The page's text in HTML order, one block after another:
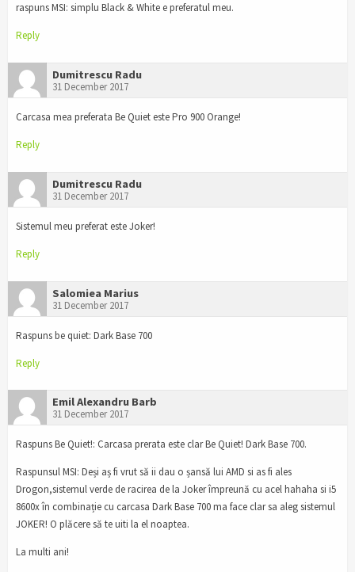
raspuns MSI: simplu Black & White e preferatul meu.
Reply
Dumitrescu Radu
31 December 2017
Carcasa mea preferata Be Quiet este Pro 900 Orange!
Reply
Dumitrescu Radu
31 December 2017
Sistemul meu preferat este Joker!
Reply
Salomiea Marius
31 December 2017
Raspuns be quiet: Dark Base 700
Reply
Emil Alexandru Barb
31 December 2017
Raspuns Be Quiet!: Carcasa prerata este clar Be Quiet! Dark Base 700.
Raspunsul MSI: Deși aș fi vrut să ii dau o șansă lui AMD si as fi ales
Drogon,sistemul verde de racirea de la Joker împreună cu acel hahaha si i5
8600x în combinație cu carcasa Dark Base 700 ma face clar sa aleg sistemul
JOKER! O plăcere să te uiti la el noaptea.
La multi ani!